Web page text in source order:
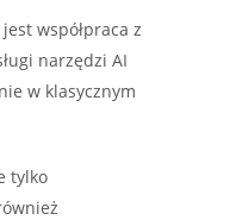
współpraca z
narzędzi AI
w klasycznym
tylko